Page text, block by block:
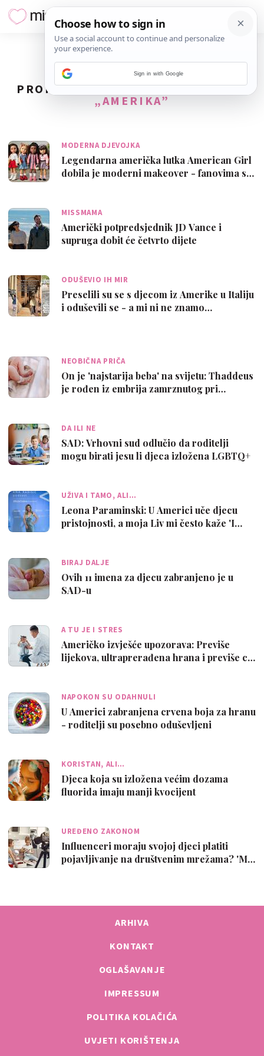
PRONAĐENO11REZULTATA ZA TAG
„AMERIKA”
MODERNA DJEVOJKA
Legendarna američka lutka American Girl
dobila je moderni makeover - fanovima s…
MISSMAMA
Američki potpredsjednik JD Vance i
supruga dobit će četvrto dijete
ODUŠEVIO IH MIR
Preselili su se s djecom iz Amerike u Italiju
i oduševili se - a mi ni ne znamo…
NEOBIČNA PRIČA
On je 'najstarija beba' na svijetu: Thaddeus
je rođen iz embrija zamrznutog pri…
DA ILI NE
SAD: Vrhovni sud odlučio da roditelji
mogu birati jesu li djeca izložena LGBTQ+
UŽIVA I TAMO, ALI…
Leona Paraminski: U Americi uče djecu
pristojnosti, a moja Liv mi često kaže 'I…
BIRAJ DALJE
Ovih 11 imena za djecu zabranjeno je u
SAD-u
A TU JE I STRES
Američko izvješće upozorava: Previše
lijekova, ultraprerađena hrana i previše c…
NAPOKON SU ODAHNULI
U Americi zabranjena crvena boja za hranu
- roditelji su posebno oduševljeni
KORISTAN, ALI…
Djeca koja su izložena većim dozama
fluorida imaju manji kvocijent
UREĐENO ZAKONOM
Influenceri moraju svojoj djeci platiti
pojavljivanje na društvenim mrežama? 'M…
ARHIVA
KONTAKT
OGLAŠAVANJE
IMPRESSUM
POLITIKA KOLAČIĆA
UVJETI KORIŠTENJA
Sign in with Google